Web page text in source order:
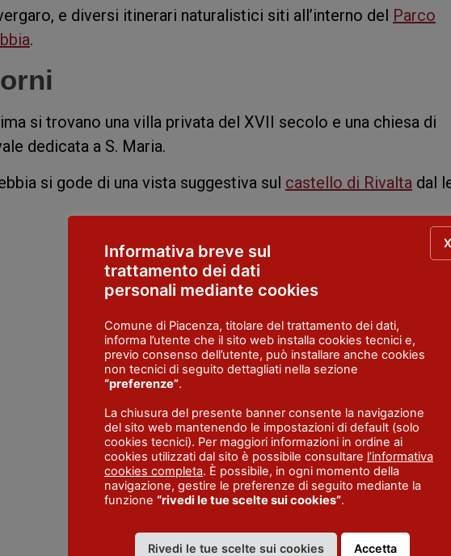
e diversi itinerari naturalistici siti all’interno del Parco
.
si trovano una villa privata del XVII secolo e una chiesa di
dedicata a S. Maria.
si gode di una vista suggestiva sul castello di Rivalta dal
Informativa breve sul
trattamento dei dati
personali mediante cookies
Comune di Piacenza, titolare del trattamento dei dati,
informa l’utente che il sito web installa cookies tecnici e,
previo consenso dell’utente, può installare anche cookies
non tecnici di seguito dettagliati nella sezione
“preferenze”.
La chiusura del presente banner consente la navigazione
del sito web mantenendo le impostazioni di default (solo
cookies tecnici). Per maggiori informazioni in ordine ai
cookies utilizzati dal sito è possibile consultare l’informativa
cookies completa. È possibile, in ogni momento della
navigazione, gestire le preferenze di seguito mediante la
funzione “rivedi le tue scelte sui cookies”.
Rivedi le tue scelte sui cookies Accetta
X